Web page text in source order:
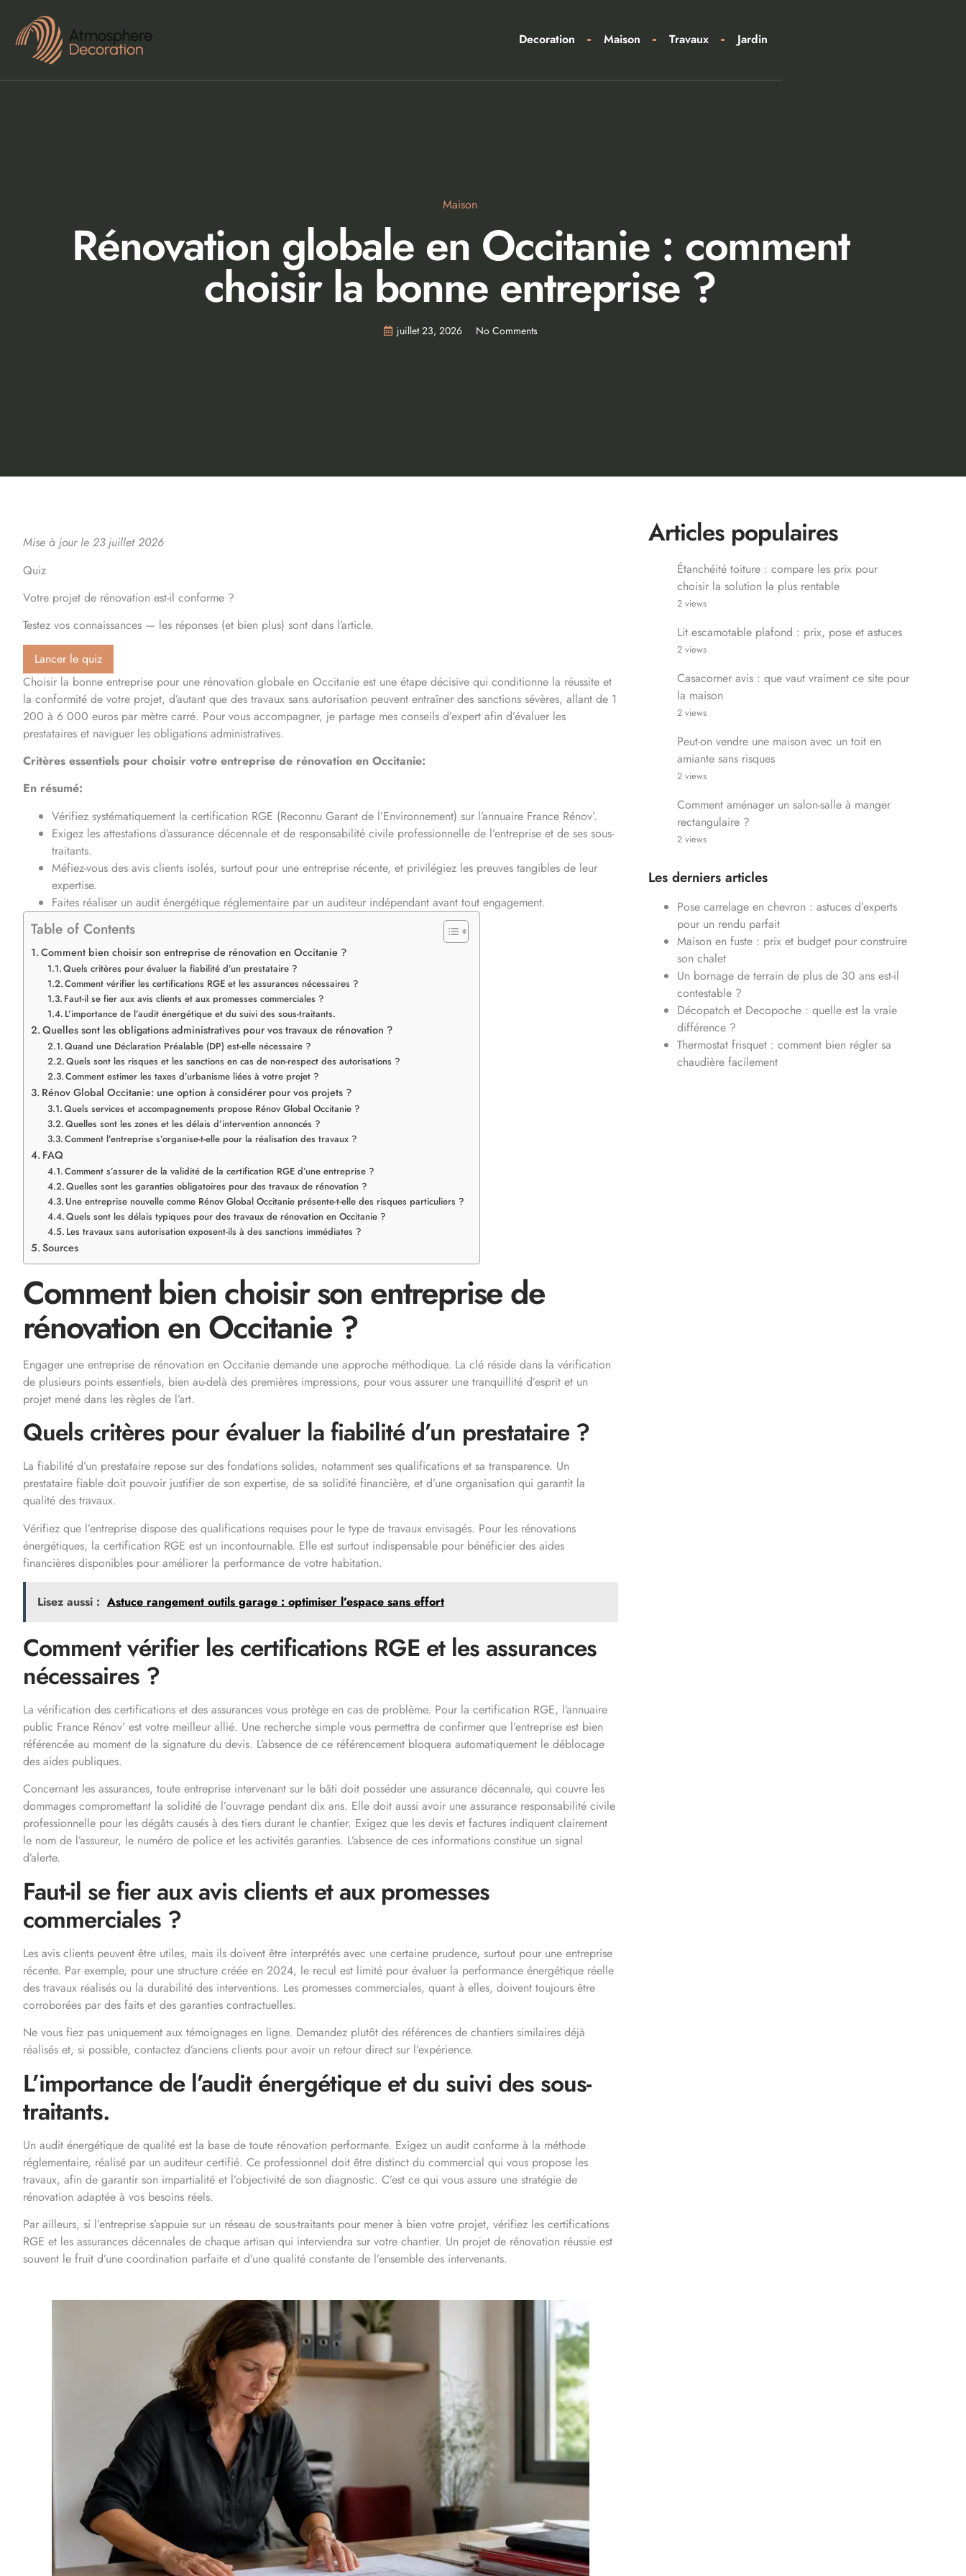
Decoration Maison Travaux Jardin
Maison
Rénovation globale en Occitanie : comment
choisir la bonne entreprise ?
juillet 23, 2026 No Comments
Mise à jour le 23 juillet 2026
Quiz
Votre projet de rénovation est-il conforme ?
Testez vos connaissances — les réponses (et bien plus) sont dans l’article.
Lancer le quiz
Choisir la bonne entreprise pour une rénovation globale en Occitanie est une étape décisive qui conditionne la réussite et
la conformité de votre projet, d’autant que des travaux sans autorisation peuvent entraîner des sanctions sévères, allant de 1
200 à 6 000 euros par mètre carré. Pour vous accompagner, je partage mes conseils d’expert afin d’évaluer les
prestataires et naviguer les obligations administratives.
Critères essentiels pour choisir votre entreprise de rénovation en Occitanie:
En résumé:
Vérifiez systématiquement la certification RGE (Reconnu Garant de l’Environnement) sur l’annuaire France Rénov’.
Exigez les attestations d’assurance décennale et de responsabilité civile professionnelle de l’entreprise et de ses sous-
traitants.
Méfiez-vous des avis clients isolés, surtout pour une entreprise récente, et privilégiez les preuves tangibles de leur
expertise.
Faites réaliser un audit énergétique réglementaire par un auditeur indépendant avant tout engagement.
Table of Contents
Comment bien choisir son entreprise de rénovation en Occitanie ?
Quels critères pour évaluer la fiabilité d’un prestataire ?
Comment vérifier les certifications RGE et les assurances nécessaires ?
Faut-il se fier aux avis clients et aux promesses commerciales ?
L’importance de l’audit énergétique et du suivi des sous-traitants.
Quelles sont les obligations administratives pour vos travaux de rénovation ?
Quand une Déclaration Préalable (DP) est-elle nécessaire ?
Quels sont les risques et les sanctions en cas de non-respect des autorisations ?
Comment estimer les taxes d’urbanisme liées à votre projet ?
Rénov Global Occitanie: une option à considérer pour vos projets ?
Quels services et accompagnements propose Rénov Global Occitanie ?
Quelles sont les zones et les délais d’intervention annoncés ?
Comment l’entreprise s’organise-t-elle pour la réalisation des travaux ?
FAQ
Comment s’assurer de la validité de la certification RGE d’une entreprise ?
Quelles sont les garanties obligatoires pour des travaux de rénovation ?
Une entreprise nouvelle comme Rénov Global Occitanie présente-t-elle des risques particuliers ?
Quels sont les délais typiques pour des travaux de rénovation en Occitanie ?
Les travaux sans autorisation exposent-ils à des sanctions immédiates ?
Sources
Comment bien choisir son entreprise de
rénovation en Occitanie ?
Engager une entreprise de rénovation en Occitanie demande une approche méthodique. La clé réside dans la vérification
de plusieurs points essentiels, bien au-delà des premières impressions, pour vous assurer une tranquillité d’esprit et un
projet mené dans les règles de l’art.
Quels critères pour évaluer la fiabilité d’un prestataire ?
La fiabilité d’un prestataire repose sur des fondations solides, notamment ses qualifications et sa transparence. Un
prestataire fiable doit pouvoir justifier de son expertise, de sa solidité financière, et d’une organisation qui garantit la
qualité des travaux.
Vérifiez que l’entreprise dispose des qualifications requises pour le type de travaux envisagés. Pour les rénovations
énergétiques, la certification RGE est un incontournable. Elle est surtout indispensable pour bénéficier des aides
financières disponibles pour améliorer la performance de votre habitation.
Lisez aussi : Astuce rangement outils garage : optimiser l’espace sans effort
Comment vérifier les certifications RGE et les assurances
nécessaires ?
La vérification des certifications et des assurances vous protège en cas de problème. Pour la certification RGE, l’annuaire
public France Rénov’ est votre meilleur allié. Une recherche simple vous permettra de confirmer que l’entreprise est bien
référencée au moment de la signature du devis. L’absence de ce référencement bloquera automatiquement le déblocage
des aides publiques.
Concernant les assurances, toute entreprise intervenant sur le bâti doit posséder une assurance décennale, qui couvre les
dommages compromettant la solidité de l’ouvrage pendant dix ans. Elle doit aussi avoir une assurance responsabilité civile
professionnelle pour les dégâts causés à des tiers durant le chantier. Exigez que les devis et factures indiquent clairement
le nom de l’assureur, le numéro de police et les activités garanties. L’absence de ces informations constitue un signal
d’alerte.
Faut-il se fier aux avis clients et aux promesses
commerciales ?
Les avis clients peuvent être utiles, mais ils doivent être interprétés avec une certaine prudence, surtout pour une entreprise
récente. Par exemple, pour une structure créée en 2024, le recul est limité pour évaluer la performance énergétique réelle
des travaux réalisés ou la durabilité des interventions. Les promesses commerciales, quant à elles, doivent toujours être
corroborées par des faits et des garanties contractuelles.
Ne vous fiez pas uniquement aux témoignages en ligne. Demandez plutôt des références de chantiers similaires déjà
réalisés et, si possible, contactez d’anciens clients pour avoir un retour direct sur l’expérience.
L’importance de l’audit énergétique et du suivi des sous-
traitants.
Un audit énergétique de qualité est la base de toute rénovation performante. Exigez un audit conforme à la méthode
réglementaire, réalisé par un auditeur certifié. Ce professionnel doit être distinct du commercial qui vous propose les
travaux, afin de garantir son impartialité et l’objectivité de son diagnostic. C’est ce qui vous assure une stratégie de
rénovation adaptée à vos besoins réels.
Par ailleurs, si l’entreprise s’appuie sur un réseau de sous-traitants pour mener à bien votre projet, vérifiez les certifications
RGE et les assurances décennales de chaque artisan qui interviendra sur votre chantier. Un projet de rénovation réussie est
souvent le fruit d’une coordination parfaite et d’une qualité constante de l’ensemble des intervenants.
Articles populaires
Étanchéité toiture : compare les prix pour
choisir la solution la plus rentable
2 views
Lit escamotable plafond : prix, pose et astuces
2 views
Casacorner avis : que vaut vraiment ce site pour
la maison
2 views
Peut-on vendre une maison avec un toit en
amiante sans risques
2 views
Comment aménager un salon-salle à manger
rectangulaire ?
2 views
Les derniers articles
Pose carrelage en chevron : astuces d’experts
pour un rendu parfait
Maison en fuste : prix et budget pour construire
son chalet
Un bornage de terrain de plus de 30 ans est-il
contestable ?
Décopatch et Decopoche : quelle est la vraie
différence ?
Thermostat frisquet : comment bien régler sa
chaudière facilement